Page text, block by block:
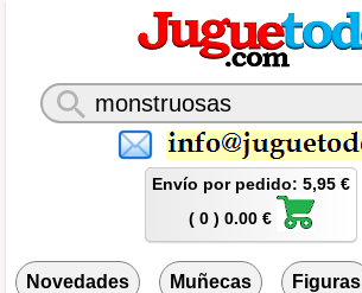
Envío por pedido: 5,95 €
( 0 ) 0.00 €
Novedades Muñecas Figuras